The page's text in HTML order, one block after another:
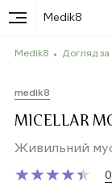
Medik8
Medik8 Догляд
medik8
MICELLAR
Живильний
★
★★
★★
★★
★★
★